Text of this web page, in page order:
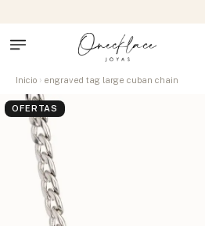
Inicio engraved tag large cuban chain
OFERTAS